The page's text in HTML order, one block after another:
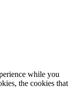
while you
the cookies that